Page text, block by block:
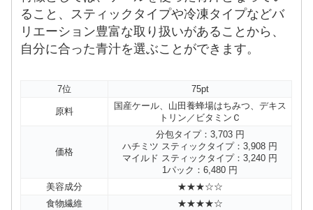
ること、スティックタイプや冷凍タイプなどバ
リエーション豊富な取り扱いがあることから、
自分に合った青汁を選ぶことができます。
7位 75pt
原料
国産ケール、山田養蜂場はちみつ、デキス
トリン／ビタミンＣ
価格
分包タイプ：3,703 円
ハチミツ スティックタイプ：3,908 円
マイルド スティックタイプ：3,240 円
1パック：6,480 円
美容成分
★★★☆☆
食物繊維
★★★★☆